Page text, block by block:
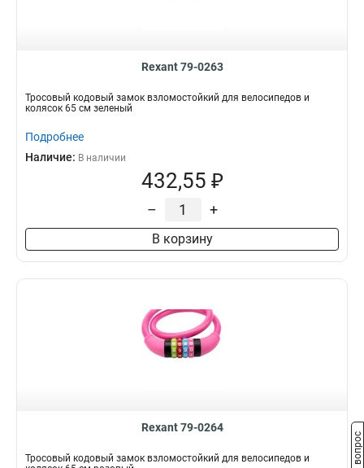
Rexant 79-0263
Тросовый кодовый замок взломостойкий для велосипедов и
колясок 65 см зеленый
Подробнее
Наличие: В наличии
432,55 ₽
– +
В корзину
Rexant 79-0264
Тросовый кодовый замок взломостойкий для велосипедов и